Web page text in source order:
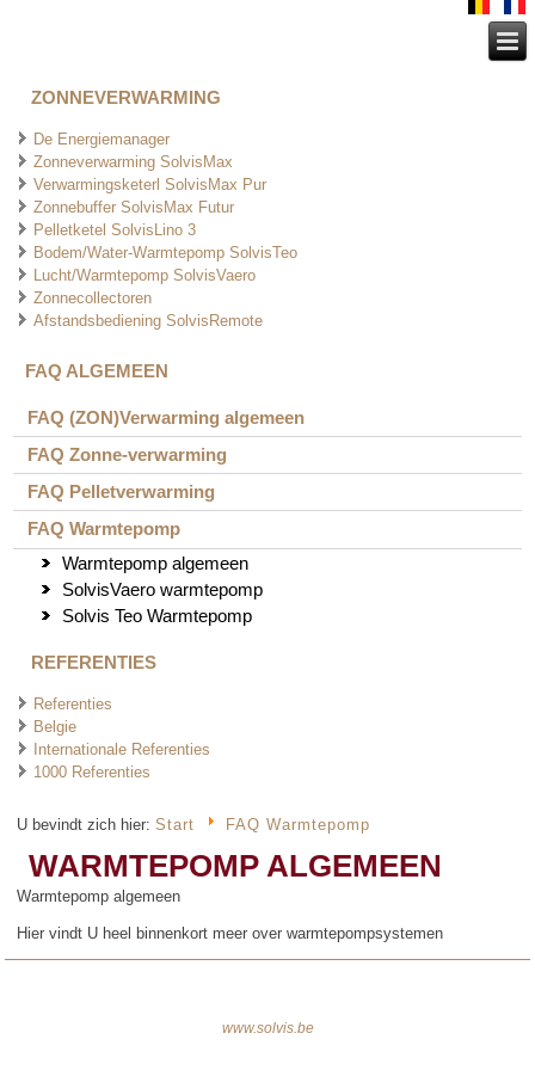
ZONNEVERWARMING
De Energiemanager
Zonneverwarming SolvisMax
Verwarmingsketerl SolvisMax Pur
Zonnebuffer SolvisMax Futur
Pelletketel SolvisLino 3
Bodem/Water-Warmtepomp SolvisTeo
Lucht/Warmtepomp SolvisVaero
Zonnecollectoren
Afstandsbediening SolvisRemote
FAQ ALGEMEEN
FAQ (ZON)Verwarming algemeen
FAQ Zonne-verwarming
FAQ Pelletverwarming
FAQ Warmtepomp
Warmtepomp algemeen
SolvisVaero warmtepomp
Solvis Teo Warmtepomp
REFERENTIES
Referenties
Belgie
Internationale Referenties
1000 Referenties
U bevindt zich hier:Start FAQ Warmtepomp
WARMTEPOMP ALGEMEEN
Warmtepomp algemeen
Hier vindt U heel binnenkort meer over warmtepompsystemen
www.solvis.be